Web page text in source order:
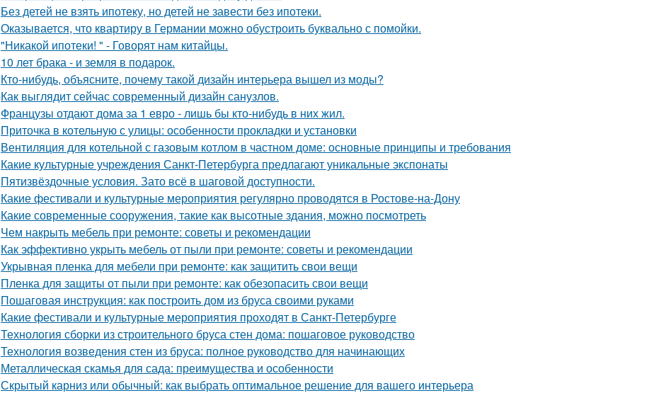
Без детей не взять ипотеку, но детей не завести без ипотеки.
Оказывается, что квартиру в Германии можно обустроить буквально с помойки.
"Никакой ипотеки! " - Говорят нам китайцы.
10 лет брака - и земля в подарок.
Кто-нибудь, объясните, почему такой дизайн интерьера вышел из моды?
Как выглядит сейчас современный дизайн санузлов.
Французы отдают дома за 1 евро - лишь бы кто-нибудь в них жил.
Приточка в котельную с улицы: особенности прокладки и установки
Вентиляция для котельной с газовым котлом в частном доме: основные принципы и требования
Какие культурные учреждения Санкт-Петербурга предлагают уникальные экспонаты
Пятизвёздочные условия. Зато всё в шаговой доступности.
Какие фестивали и культурные мероприятия регулярно проводятся в Ростове-на-Дону
Какие современные сооружения, такие как высотные здания, можно посмотреть
Чем накрыть мебель при ремонте: советы и рекомендации
Как эффективно укрыть мебель от пыли при ремонте: советы и рекомендации
Укрывная пленка для мебели при ремонте: как защитить свои вещи
Пленка для защиты от пыли при ремонте: как обезопасить свои вещи
Пошаговая инструкция: как построить дом из бруса своими руками
Какие фестивали и культурные мероприятия проходят в Санкт-Петербурге
Технология сборки из строительного бруса стен дома: пошаговое руководство
Технология возведения стен из бруса: полное руководство для начинающих
Металлическая скамья для сада: преимущества и особенности
Скрытый карниз или обычный: как выбрать оптимальное решение для вашего интерьера